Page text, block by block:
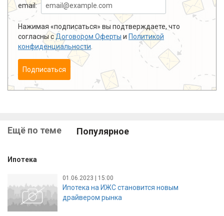
email:
Нажимая «подписаться» вы подтверждаете, что
согласны сДоговором Оферты и Политикой
конфиденциальности
Подписаться
Ещё по теме Популярное
Ипотека
01.06.2023 | 15:00
Ипотека на ИЖС становится новым
драйвером рынка